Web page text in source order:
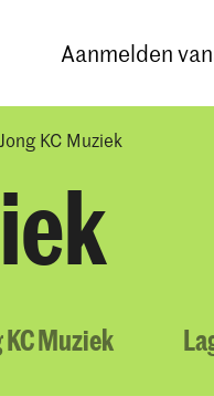
Aanmelden
KC Muziek
Muziek